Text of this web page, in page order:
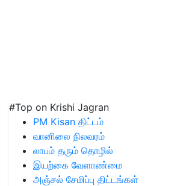
#Top on Krishi Jagran
PM Kisan திட்டம்
வானிலை நிலவரம்
லாபம் தரும் தொழில்
இயற்கை வேளாண்மை
அஞ்சல் சேமிப்பு திட்டங்கள்